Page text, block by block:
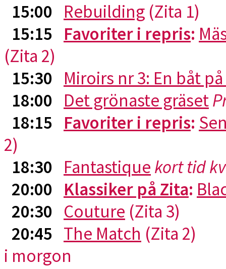
15:00 Rebuilding (Zita 1)
15:15 Favoriter i repris:
(Zita 2)
15:30 Miroirs nr 3: En båt
18:00 Det grönaste gräset
18:15 Favoriter i repris:
2)
18:30 Fantastique kort tid
20:00 Klassiker på Zita:
20:30 Couture (Zita 3)
20:45 The Match (Zita 2)
i morgon